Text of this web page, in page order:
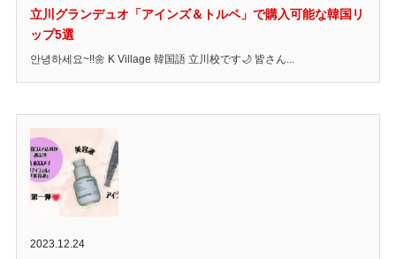
立川グランデュオ「アインズ＆トルペ」で購入可能な韓国リ
ップ5選
안녕하세요~!!🌼 K Village 韓国語 立川校です🌙 皆さん...
2023.12.24